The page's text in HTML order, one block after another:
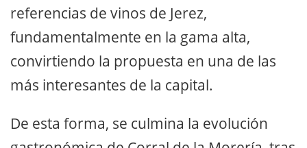
referencias de vinos de Jerez,
fundamentalmente en la gama alta,
convirtiendo la propuesta en una de las
más interesantes de la capital.
De esta forma, se culmina la evolución